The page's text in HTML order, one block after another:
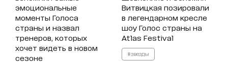
эмоциональные
моменты Голоса
страны и назвал
тренеров, которых
хочет видеть в новом
сезоне
Витвицкая позировали
в легендарном кресле
шоу Голос страны на
Atlas Festival
#звезды